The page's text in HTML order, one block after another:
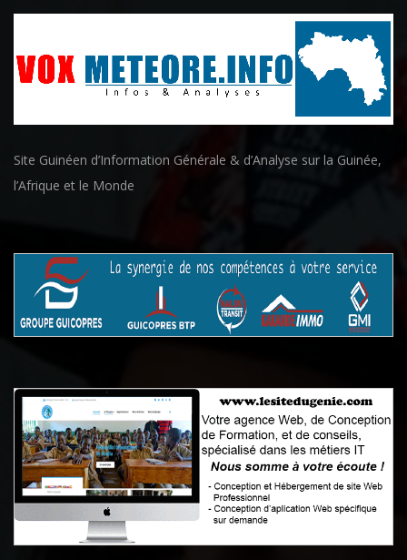
Site Guinéen d’Information Générale & d’Analyse sur la Guinée,
l’Afrique et le Monde